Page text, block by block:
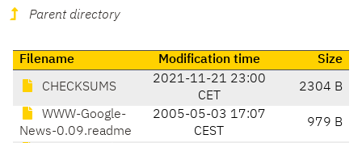
Parent directory
Filename Modification time Size
CHECKSUMS
2021-11-21 23:00
CET
2304 B
WWW-Google-
News-0.09.readme
2005-05-03 17:07
CEST
979 B